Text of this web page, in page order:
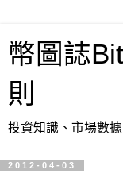
幣圖誌
則
投資知識、市場數
2012-04-03